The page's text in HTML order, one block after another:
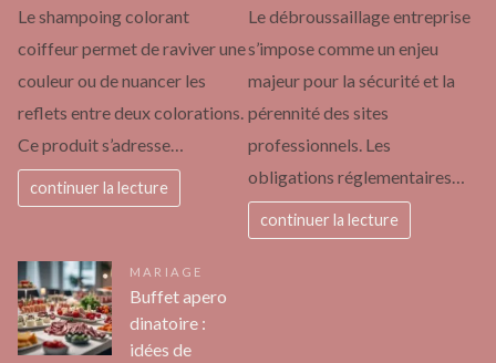
Le shampoing colorant
coiffeur permet de raviver une
couleur ou de nuancer les
reflets entre deux colorations.
Ce produit s’adresse…
continuer la lecture
Le débroussaillage entreprise
s’impose comme un enjeu
majeur pour la sécurité et la
pérennité des sites
professionnels. Les
obligations réglementaires…
continuer la lecture
MARIAGE
Buffet apero
dinatoire :
idées de